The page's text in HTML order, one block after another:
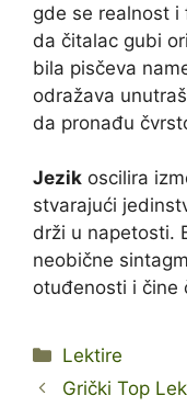
gde se realnost i
da čitalac gubi
bila pisčeva
odražava
da pronađu
Jezik oscilira
stvarajući
drži u napetosti.
neobične
otuđenosti i čine
Kategorije
Lektire
Grički Top